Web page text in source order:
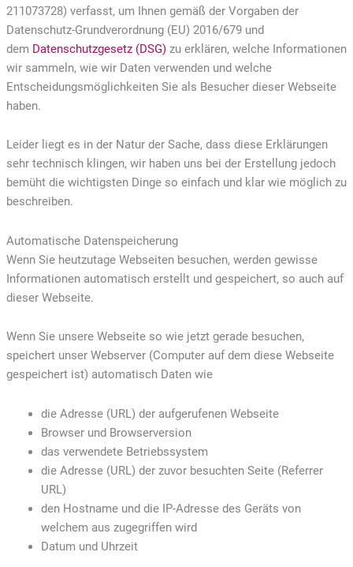
211073728) verfasst, um Ihnen gemäß der Vorgaben der
Datenschutz-Grundverordnung (EU) 2016/679 und
dem Datenschutzgesetz (DSG)zu erklären, welche Informationen
wir sammeln, wie wir Daten verwenden und welche
Entscheidungsmöglichkeiten Sie als Besucher dieser Webseite
haben.
Leider liegt es in der Natur der Sache, dass diese Erklärungen
sehr technisch klingen, wir haben uns bei der Erstellung jedoch
bemüht die wichtigsten Dinge so einfach und klar wie möglich zu
beschreiben.
Automatische Datenspeicherung
Wenn Sie heutzutage Webseiten besuchen, werden gewisse
Informationen automatisch erstellt und gespeichert, so auch auf
dieser Webseite.
Wenn Sie unsere Webseite so wie jetzt gerade besuchen,
speichert unser Webserver (Computer auf dem diese Webseite
gespeichert ist) automatisch Daten wie
die Adresse (URL) der aufgerufenen Webseite
Browser und Browserversion
das verwendete Betriebssystem
die Adresse (URL) der zuvor besuchten Seite (Referrer
URL)
den Hostname und die IP-Adresse des Geräts von
welchem aus zugegriffen wird
Datum und Uhrzeit